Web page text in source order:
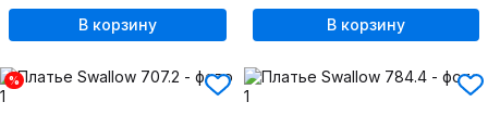
В корзину В корзину
%